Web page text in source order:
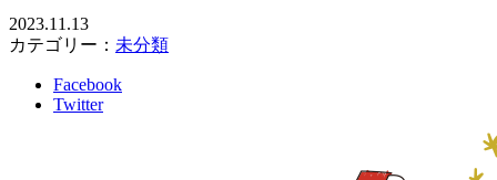
2023.11.13
カテゴリー： 未分類
Facebook
Twitter